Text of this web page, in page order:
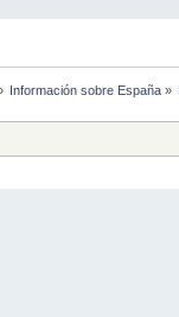
Información sobre España »